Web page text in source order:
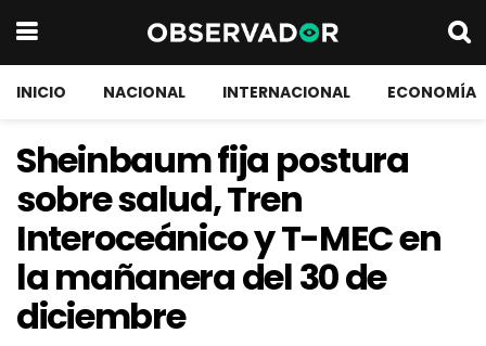
INICIO NACIONAL INTERNACIONAL ECONOMÍA
Sheinbaum fija postura
sobre salud, Tren
Interoceánico y T-MEC en
la mañanera del 30 de
diciembre